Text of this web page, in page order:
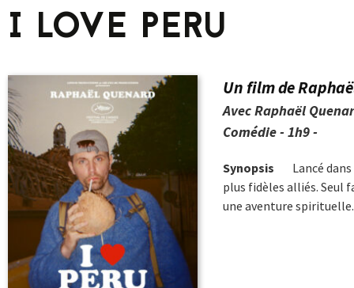
I LOVE PERU
Un film de
Avec Raphaël
Comédie - 1h9 -
Synopsis
Lancé
plus fidèles alliés. Seul
une aventure spirituelle.